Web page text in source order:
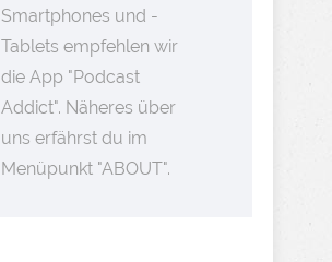
Smartphones und -
Tablets empfehlen wir
die App "Podcast
Addict". Näheres über
uns erfährst du im
Menüpunkt "ABOUT".